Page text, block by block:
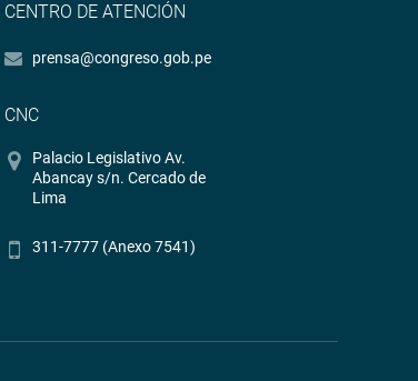
CENTRO DE ATENCIÓN
prensa@congreso.gob.pe
CNC
Palacio Legislativo Av.
Abancay s/n. Cercado de
Lima
311-7777 (Anexo 7541)